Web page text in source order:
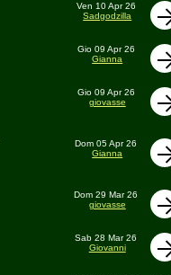
Ven 10 Apr 26
Sadgodzilla
Gio 09 Apr 26
Gianna
Gio 09 Apr 26
giovasse
Dom 05 Apr 26
Gianna
Dom 29 Mar 26
giovasse
Sab 28 Mar 26
Giovanni